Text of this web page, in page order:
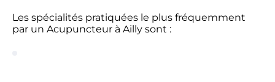
Les spécialités pratiquées le plus fréquemment
par un Acupuncteur à Ailly sont :